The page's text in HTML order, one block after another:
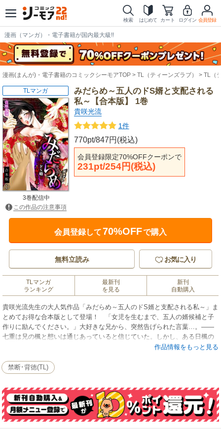
検索 はじめて カート ログイン 会員登録
漫画（マンガ）・電子書籍が国内最大級!!
漫画(まんが)・電子書籍のコミックシーモアTOP TL（ティーンズラブ） TL（
みだらめ～五人のドS婿と支配される
私～【合本版】 1巻
貴咲光流
1件
770pt/847円(税込)
会員登録限定70%OFFクーポンで
231pt/254円(税込)
TLマンガ
3巻配信中
この作品の注意事項
会員登録して70%OFFで購入
無料立読み お気に入り
TLマンガ
ランキング
最新刊
を見る
新刊
自動購入
貴咲光流先生の大人気作品「みだらめ～五人のドS婿と支配される私～」ま
とめてお得な合本版として登場！ 「女児を生むまで、五人の婿候補と子
作りに励んでください。」大好きな兄から、突然告げられた言葉…。――
七重は兄の楓と想いは通じあっていると信じていた。しかし、ある日楓の
態度が急に変わってしまう。驚く間もなく、五人の婿候補を紹介されて、
く七重のカラダから快感を引き出してゆく。大好きな楓に見られたまま、
抱かれ続けるしかないの…！？ 本作品には「みだらめ～五人のドS婿と支
配される私～(1)～(4)」の内容が格納されてます。重複購入にお気を付けく
ださい。
作品情報をもっと見る
禁断･背徳(TL)